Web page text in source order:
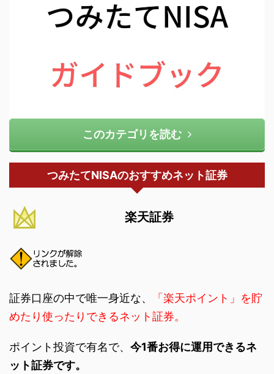
このカテゴリを読む
つみたてNISAのおすすめネット証券
楽天証券
証券口座の中で唯一身近な、
「楽天ポイント」を貯
めたり使ったりできるネット証券。
ポイント投資で有名で、 今1番お得に運用できるネ
ット証券です。